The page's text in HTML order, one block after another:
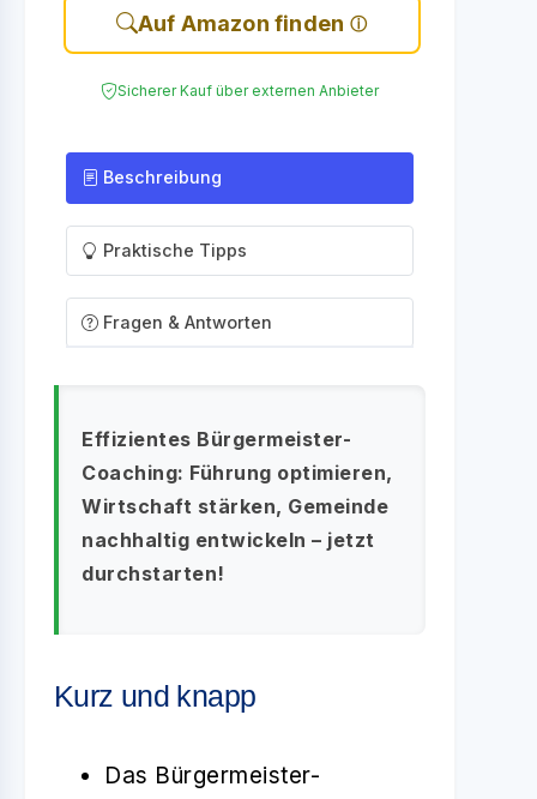
Auf Amazon finden
Sicherer Kauf über externen Anbieter
Beschreibung
Praktische Tipps
Fragen & Antworten
Effizientes Bürgermeister-
Coaching: Führung optimieren,
Wirtschaft stärken, Gemeinde
nachhaltig entwickeln – jetzt
durchstarten!
Kurz und knapp
Das Bürgermeister-